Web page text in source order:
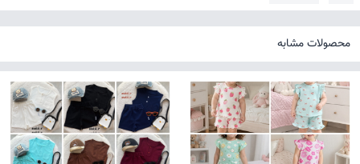
محصولات مشابه